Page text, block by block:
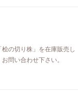
の切り株」を在庫販売し
問い合わせ下さい。